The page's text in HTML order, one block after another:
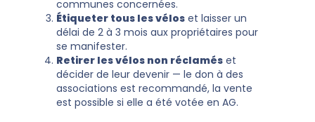
communes concernées.
Étiqueter tous les vélos et laisser un
délai de 2 à 3 mois aux propriétaires pour
se manifester.
Retirer les vélos non réclamés et
décider de leur devenir — le don à des
associations est recommandé, la vente
est possible si elle a été votée en AG.